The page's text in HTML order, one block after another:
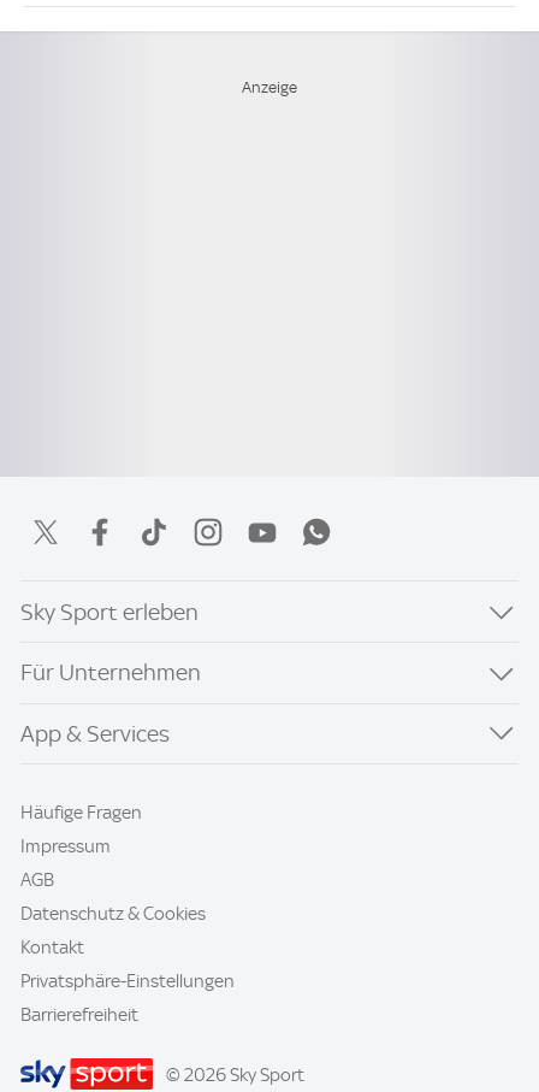
Sky Sport erleben
Für Unternehmen
App & Services
Häufige Fragen
Impressum
AGB
Datenschutz & Cookies
Kontakt
Privatsphäre-Einstellungen
Barrierefreiheit
© 2026 Sky Sport